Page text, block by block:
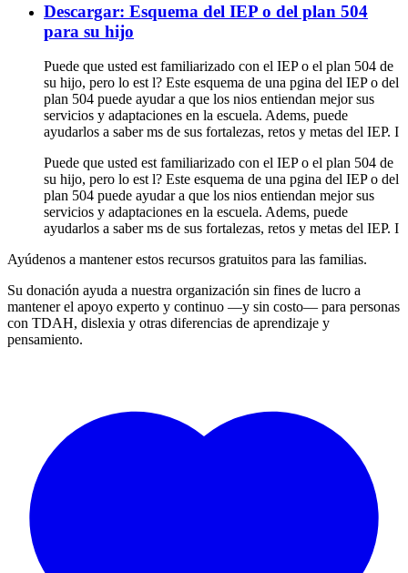
Descargar: Esquema del IEP o del plan 504
para su hijo
Puede que usted est familiarizado con el IEP o el plan 504 de
su hijo, pero lo est l? Este esquema de una pgina del IEP o del
plan 504 puede ayudar a que los nios entiendan mejor sus
servicios y adaptaciones en la escuela. Adems, puede
ayudarlos a saber ms de sus fortalezas, retos y metas del IEP. I
Puede que usted est familiarizado con el IEP o el plan 504 de
su hijo, pero lo est l? Este esquema de una pgina del IEP o del
plan 504 puede ayudar a que los nios entiendan mejor sus
servicios y adaptaciones en la escuela. Adems, puede
ayudarlos a saber ms de sus fortalezas, retos y metas del IEP. I
Ayúdenos a mantener estos recursos gratuitos para las familias.
Su donación ayuda a nuestra organización sin fines de lucro a
mantener el apoyo experto y continuo —y sin costo— para personas
con TDAH, dislexia y otras diferencias de aprendizaje y
pensamiento.